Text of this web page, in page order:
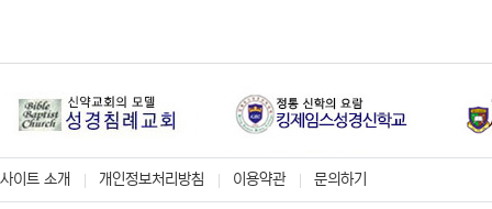
사이트 소개 개인정보처리방침 이용약관 문의하기